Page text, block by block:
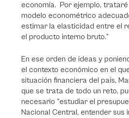
economía. Por ejemplo,
modelo econométrico
estimar la elasticidad entre el
el producto interno bruto.”
En ese orden de ideas y
el contexto económico en el
situación financiera del país,
que se trata de todo un reto,
necesario “estudiar el
Nacional Central, entender sus